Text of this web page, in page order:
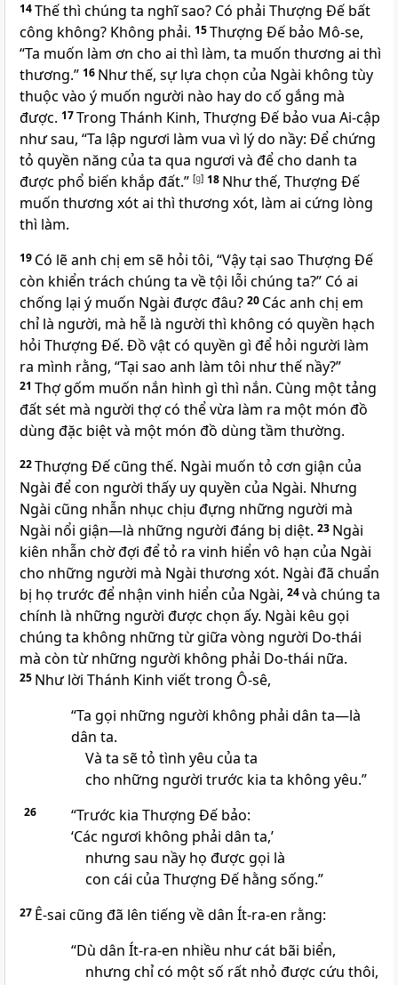
14Thế thì chúng ta nghĩ sao? Có phải Thượng Đế bất
công không? Không phải. 15Thượng Đế bảo Mô-se,
“Ta muốn làm ơn cho ai thì làm, ta muốn thương ai thì
thương.” 16 Như thế, sự lựa chọn của Ngài không tùy
thuộc vào ý muốn người nào hay do cố gắng mà
được. 17Trong Thánh Kinh, Thượng Đế bảo vua Ai-cập
như sau, “Ta lập ngươi làm vua vì lý do nầy: Để chứng
tỏ quyền năng của ta qua ngươi và để cho danh ta
được phổ biến khắp đất.” [g] 18 Như thế, Thượng Đế
muốn thương xót ai thì thương xót, làm ai cứng lòng
thì làm.
19 Có lẽ anh chị em sẽ hỏi tôi, “Vậy tại sao Thượng Đế
còn khiển trách chúng ta về tội lỗi chúng ta?” Có ai
chống lại ý muốn Ngài được đâu? 20 Các anh chị em
chỉ là người, mà hễ là người thì không có quyền hạch
hỏi Thượng Đế. Đồ vật có quyền gì để hỏi người làm
ra mình rằng, “Tại sao anh làm tôi như thế nầy?”
21 Thợ gốm muốn nắn hình gì thì nắn. Cùng một tảng
đất sét mà người thợ có thể vừa làm ra một món đồ
dùng đặc biệt và một món đồ dùng tầm thường.
22Thượng Đế cũng thế. Ngài muốn tỏ cơn giận của
Ngài để con người thấy uy quyền của Ngài. Nhưng
Ngài cũng nhẫn nhục chịu đựng những người mà
Ngài nổi giận—là những người đáng bị diệt. 23 Ngài
kiên nhẫn chờ đợi để tỏ ra vinh hiển vô hạn của Ngài
cho những người mà Ngài thương xót. Ngài đã chuẩn
bị họ trước để nhận vinh hiển của Ngài, 24và chúng ta
chính là những người được chọn ấy. Ngài kêu gọi
chúng ta không những từ giữa vòng người Do-thái
mà còn từ những người không phải Do-thái nữa.
25 Như lời Thánh Kinh viết trong Ô-sê,
“Ta gọi những người không phải dân ta—là
dân ta.
Và ta sẽ tỏ tình yêu của ta
cho những người trước kia ta không yêu.”
26
“Trước kia Thượng Đế bảo:
‘Các ngươi không phải dân ta,’
nhưng sau nầy họ được gọi là
con cái của Thượng Đế hằng sống.”
27 Ê-sai cũng đã lên tiếng về dân Ít-ra-en rằng:
“Dù dân Ít-ra-en nhiều như cát bãi biển,
nhưng chỉ có một số rất nhỏ được cứu thôi,